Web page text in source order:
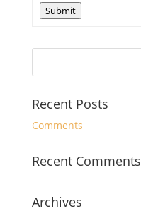
Submit
Recent Posts
Comments
Recent Comments
Archives